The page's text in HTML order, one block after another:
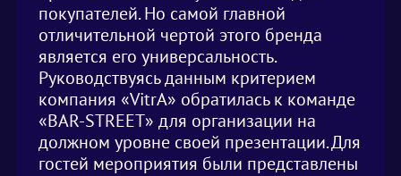
покупателей. Но самой главной
отличительной чертой этого бренда
является его универсальность.
Руководствуясь данным критерием
компания «VitrA» обратилась к команде
«BAR-STREET» для организации на
должном уровне своей презентации. Для
гостей мероприятия были представлены